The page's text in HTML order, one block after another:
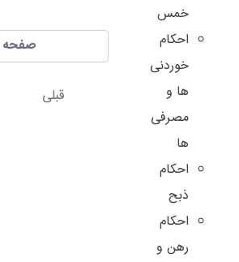
خمس
احکام
خوردنی
ها و
مصرفی
ها
احکام
ذبح
احکام
رهن و
صفحه 1 از 3
قبلی